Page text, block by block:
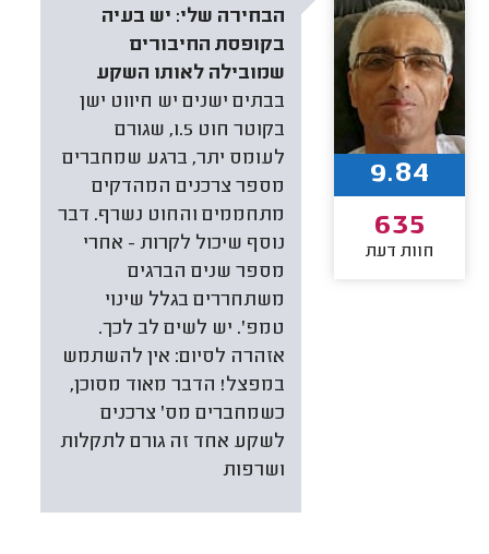
הבחירה שלי: יש בעיה
בקופסת החיבורים
שמובילה לאותו השקע
בבתים ישנים יש חיווט ישן
בקוטר חוט 1.5, שגורם
לעומס יתר, ברגע שמחברים
מספר צרכנים המהדקים
מתחממים והחוט נשרף. דבר
נוסף שיכול לקרות - אחרי
מספר שנים הברגים
משתחררים בגלל שינוי
טמפ'. יש לשים לב לכך.
אזהרה לסיום: אין להשתמש
במפצל! הדבר מאוד מסוכן,
כשמחברים מס' צרכנים
לשקע אחד זה גורם לתקלות
ושרפות
9.84
635
חוות דעת